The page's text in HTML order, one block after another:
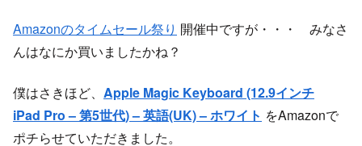
Amazonのタイムセール祭り 開催中ですが・・・ みなさ
んはなにか買いましたかね？
僕はさきほど、 Apple Magic Keyboard (12.9インチ
iPad Pro – 第5世代) – 英語(UK) – ホワイト をAmazonで
ポチらせていただきました。